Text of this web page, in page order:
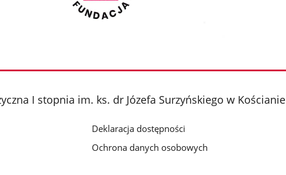
I stopnia im. ks. dr Józefa Surzyńskiego w Kościanie
Deklaracja dostępności
Ochrona danych osobowych